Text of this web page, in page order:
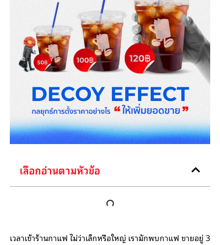
เลือกอ่านตามหัวข้อ
เวลาเข้าร้านกาแฟ ไม่ว่าเล็กหรือใหญ่ เรามักพบกาแฟ ขายอยู่ 3